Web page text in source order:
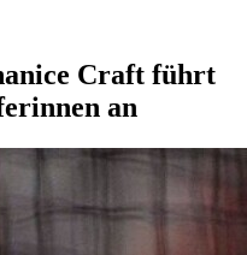
Craft führt
an